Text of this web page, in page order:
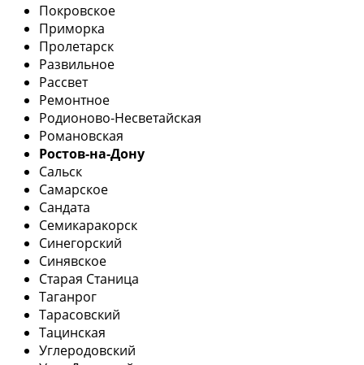
Покровское
Приморка
Пролетарск
Развильное
Рассвет
Ремонтное
Родионово-Несветайская
Романовская
Ростов-на-Дону
Сальск
Самарское
Сандата
Семикаракорск
Синегорский
Синявское
Старая Станица
Таганрог
Тарасовский
Тацинская
Углеродовский